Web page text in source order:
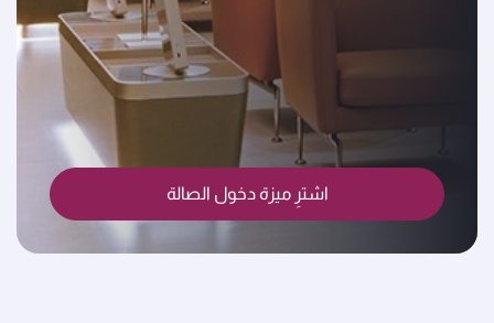
اشترِ ميزة دخول الصالة